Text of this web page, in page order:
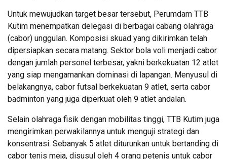
Untuk mewujudkan target besar tersebut, Perumdam TTB
Kutim menempatkan delegasi di berbagai cabang olahraga
(cabor) unggulan. Komposisi skuad yang dikirimkan telah
dipersiapkan secara matang. Sektor bola voli menjadi cabor
dengan jumlah personel terbesar, yakni berkekuatan 12 atlet
yang siap mengamankan dominasi di lapangan. Menyusul di
belakangnya, cabor futsal berkekuatan 9 atlet, serta cabor
badminton yang juga diperkuat oleh 9 atlet andalan.
Selain olahraga fisik dengan mobilitas tinggi, TTB Kutim juga
mengirimkan perwakilannya untuk menguji strategi dan
konsentrasi. Sebanyak 5 atlet diturunkan untuk bertanding di
cabor tenis meja, disusul oleh 4 orang petenis untuk cabor